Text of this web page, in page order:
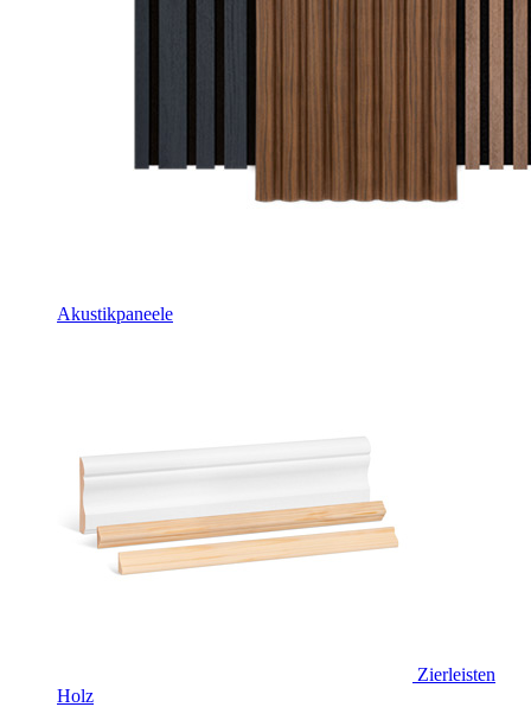
Akustikpaneele
Zierleisten
Holz